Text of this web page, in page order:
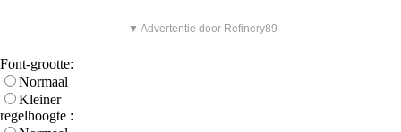
▼ Advertentie door Refinery89
Font-grootte:
Normaal
Kleiner
regelhoogte :